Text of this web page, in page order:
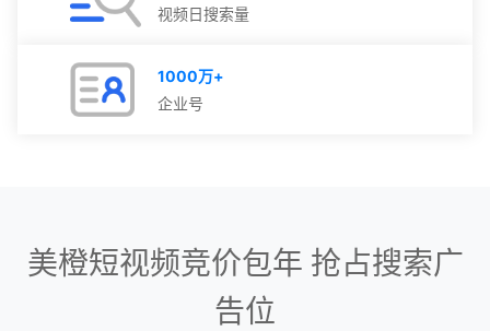
视频日搜索量
1000万+
企业号
美橙短视频竞价包年 抢占搜索广
告位